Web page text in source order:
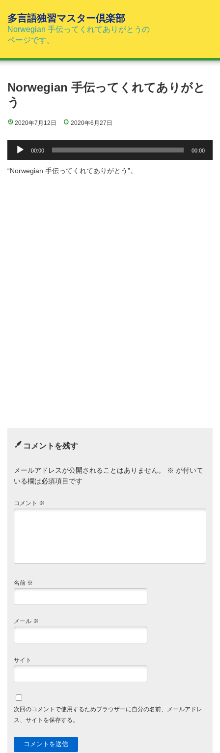
へ
多言語独習マスター倶楽部
Norwegian 手伝ってくれてありがとうの
ページです。
Norwegian 手伝ってくれてありがと
う
2020年7月12日 2020年6月27日
プ
00:00 00:00
“Norwegian 手伝ってくれてありがとう”。
コメントを残す
メールアドレスが公開されることはありません。 ※ が付いて
いる欄は必須項目です
コメント ※
名前 ※
メール ※
サイト
次回のコメントで使用するためブラウザーに自分の名前、メールアドレ
ス、サイトを保存する。